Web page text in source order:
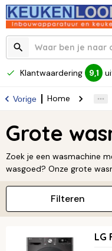
Klantwaardering 9,1
Vorige Home
Grote
Zoek je een wasmachine
wasgoed? Onze grote
willen wassen. Ondanks
deze krachtpatsers
je textiel met slimme
Filteren
LG